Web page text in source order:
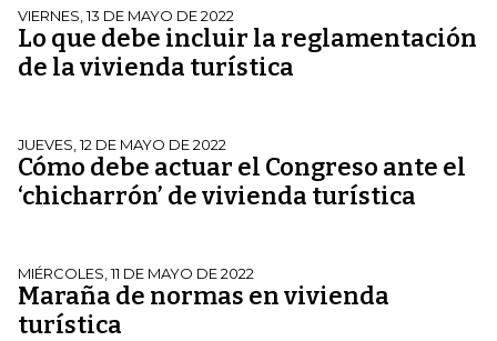
VIERNES, 13 DE MAYO DE 2022
Lo que debe incluir la reglamentación
de la vivienda turística
JUEVES, 12 DE MAYO DE 2022
Cómo debe actuar el Congreso ante el
‘chicharrón’ de vivienda turística
MIÉRCOLES, 11 DE MAYO DE 2022
Maraña de normas en vivienda
turística